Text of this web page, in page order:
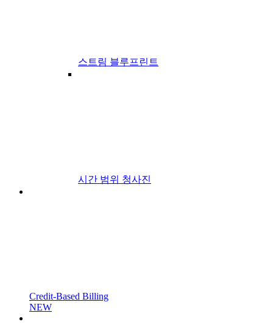
스트림 블루프린트
시간 범위 청사진
Credit-Based Billing
NEW